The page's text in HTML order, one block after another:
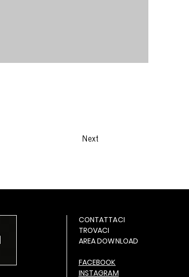
Next
CONTATTACI
TROVACI
AREA DOWNLOAD
FACEBOOK
INSTAGRAM